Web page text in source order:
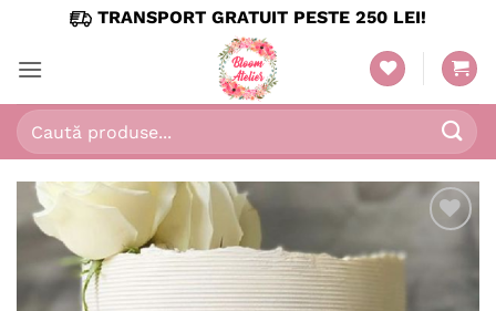
content
TRANSPORT GRATUIT PESTE 250 LEI!
Caută
după: